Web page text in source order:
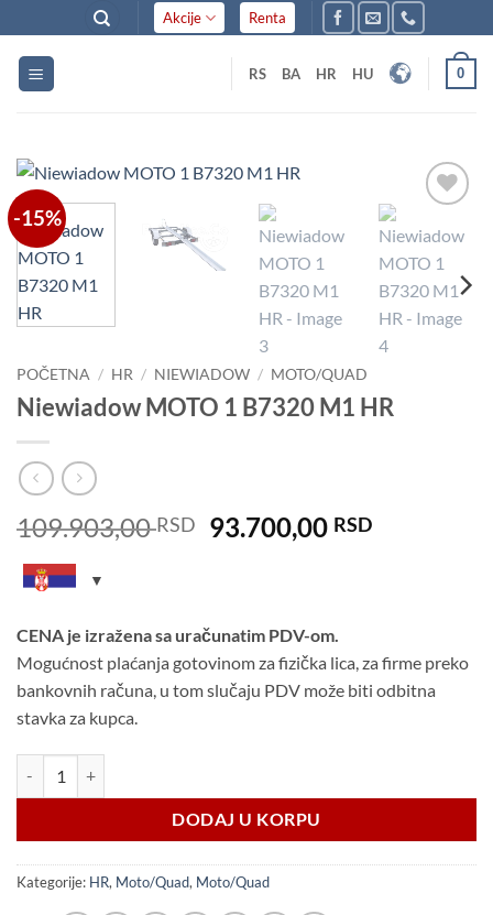
to
content
Akcije Renta
RS BA HR HU 0
-15%
u listu
želja
POČETNA / HR / NIEWIADOW / MOTO/QUAD
Niewiadow MOTO 1 B7320 M1 HR
109.903,00RSD
Original
93.700,00 RSDCurrent
CENA je izražena sa uračunatim PDV-om.
Mogućnost plaćanja gotovinom za fizička lica, za firme preko
bankovnih računa, u tom slučaju PDV može biti odbitna
stavka za kupca.
DODAJ U KORPU
Kategorije: HR, Moto/Quad, Moto/Quad